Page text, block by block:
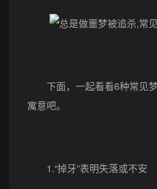
下面，一起看看6种常见梦
寓意吧。
1.“掉牙”表明失落或不安